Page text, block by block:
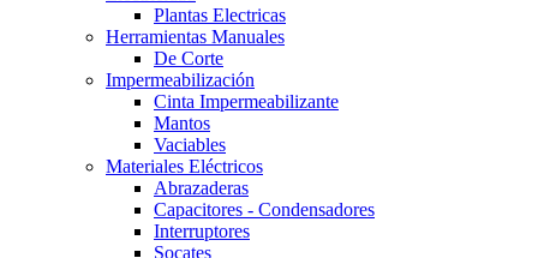
Plantas Electricas
Herramientas Manuales
De Corte
Impermeabilización
Cinta Impermeabilizante
Mantos
Vaciables
Materiales Eléctricos
Abrazaderas
Capacitores - Condensadores
Interruptores
Socates